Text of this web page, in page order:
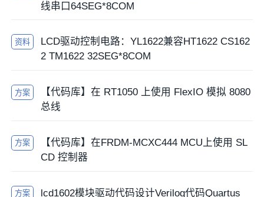
线串口64SEG*8COM
资料
LCD驱动控制电路：YL1622兼容HT1622 CS162
2 TM1622 32SEG*8COM
方案
【代码库】在 RT1050 上使用 FlexIO 模拟 8080
总线
方案
【代码库】在FRDM-MCXC444 MCU上使用 SL
CD 控制器
方案
lcd1602模块驱动代码设计Verilog代码Quartus